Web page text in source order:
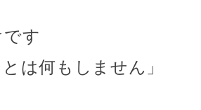
す
は何もしません」